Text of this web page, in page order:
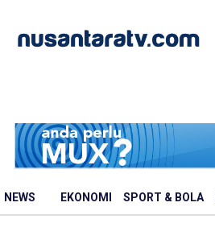
NEWS EKONOMI SPORT & BOLA